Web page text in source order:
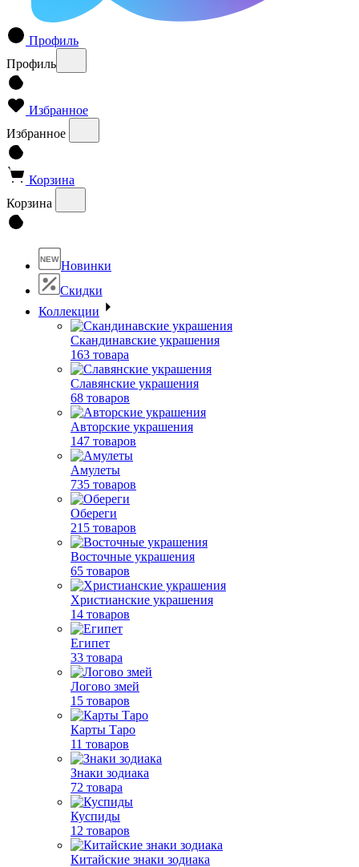
Профиль
Профиль
Избранное
Избранное
Корзина
Корзина
NEW Новинки
Скидки
Коллекции
Скандинавские украшения
163 товара
Славянские украшения
68 товаров
Авторские украшения
147 товаров
Амулеты
735 товаров
Обереги
215 товаров
Восточные украшения
65 товаров
Христианские украшения
14 товаров
Египет
33 товара
Логово змей
15 товаров
Карты Таро
11 товаров
Знаки зодиака
72 товара
Куспиды
12 товаров
Китайские знаки зодиака